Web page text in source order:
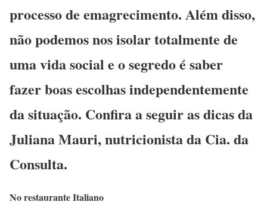
processo de emagrecimento. Além disso,
não podemos nos isolar totalmente de
uma vida social e o segredo é saber
fazer boas escolhas independentemente
da situação. Confira a seguir as dicas da
Juliana Mauri, nutricionista da Cia. da
Consulta.
No restaurante Italiano